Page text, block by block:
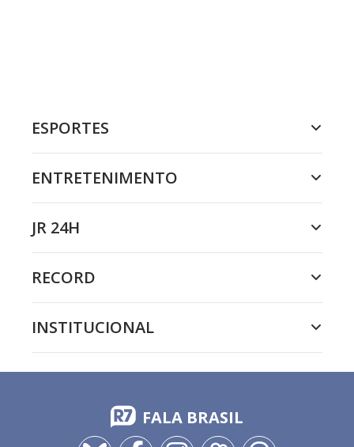
ESPORTES
ENTRETENIMENTO
JR 24H
RECORD
INSTITUCIONAL
FALA BRASIL